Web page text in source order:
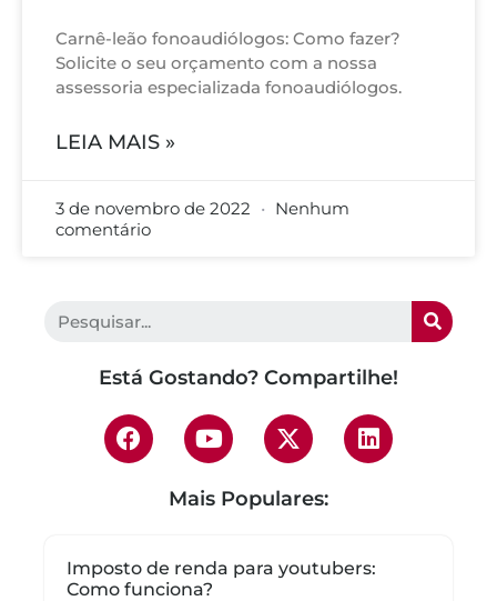
Carnê-leão fonoaudiólogos: Como fazer?
Solicite o seu orçamento com a nossa
assessoria especializada fonoaudiólogos.
LEIA MAIS »
3 de novembro de 2022
Nenhum
comentário
Está Gostando? Compartilhe!
Mais Populares:
Imposto de renda para youtubers:
Como funciona?